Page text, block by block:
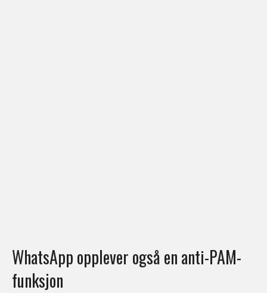
WhatsApp opplever også en anti-PAM-
funksjon